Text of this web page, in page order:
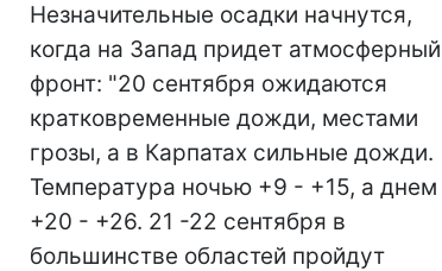
Незначительные осадки начнутся,
когда на Запад придет атмосферный
фронт: "20 сентября ожидаются
кратковременные дожди, местами
грозы, а в Карпатах сильные дожди.
Температура ночью +9 - +15, а днем
+20 - +26. 21 -22 сентября в
большинстве областей пройдут